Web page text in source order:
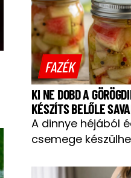
FAZÉK
KI NE DOBD A
KÉSZÍTS BELŐLE
A dinnye héjából
csemege